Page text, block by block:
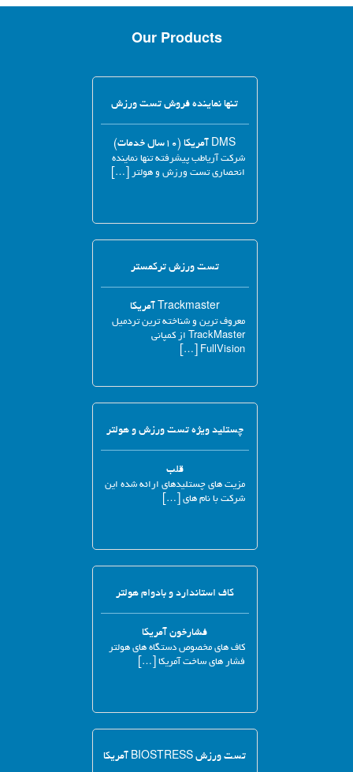
Our Products
تنها نماینده فروش تست ورزش
DMS آمریکا (۱۰سال خدمات)
شرکت آریاطب پیشرفته تنها نماینده
انحصاری تست ورزش و هولتر […]
تست ورزش ترکمستر
Trackmaster آمریکا
معروف ترین و شناخته ترین تردمیل
TrackMaster از کمپانی
FullVision […]
چستلید ویژه تست ورزش و هولتر
قلب
مزیت های چستلیدهای ارائه شده این
شرکت با نام های […]
کاف استاندارد و بادوام هولتر
فشارخون آمریکا
کاف های مخصوص دستگاه های هولتر
فشار های ساخت آمریکا […]
تست ورزش BIOSTRESS آمریکا